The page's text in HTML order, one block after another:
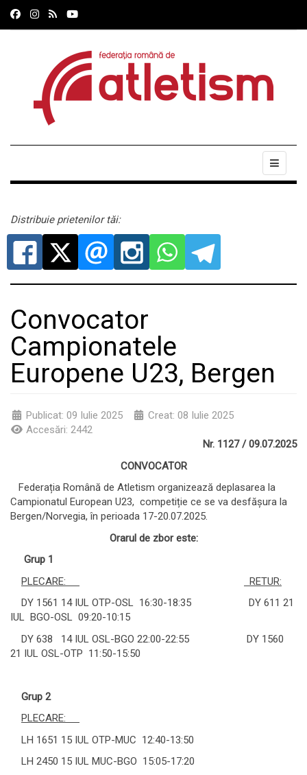
Distribuie prietenilor tăi:
Convocator
Campionatele
Europene U23, Bergen
Publicat: 09 Iulie 2025
Creat: 08 Iulie 2025
Accesări: 2442
Nr. 1127 / 09.07.2025
CONVOCATOR
Federația Română de Atletism organizează deplasarea la
Campionatul European U23, competiție ce se va desfășura la
Bergen/Norvegia, în perioada 17-20.07.2025.
Orarul de zbor este:
Grup 1
PLECARE:
RETUR:
DY 1561 14 IUL OTP-OSL 16:30-18:35 DY 611 21
IUL BGO-OSL 09:20-10:15
DY 638 14 IUL OSL-BGO 22:00-22:55 DY 1560
21 IUL OSL-OTP 11:50-15:50
Grup 2
PLECARE:
LH 1651 15 IUL OTP-MUC 12:40-13:50
LH 2450 15 IUL MUC-BGO 15:05-17:20